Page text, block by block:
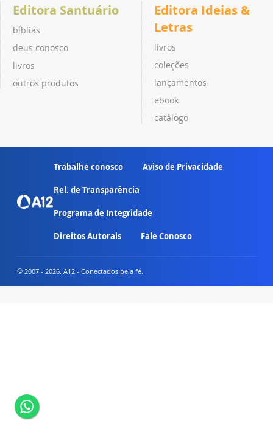
Editora Santuário
bíblias
deus conosco
livros
outros produtos
Editora Ideias &
Letras
livros
coleções
lançamentos
ebook
catálogo
Trabalhe conosco Aviso de Privacidade
Rel. de Transparência
Programa de Integridade
Direitos Autorais Fale Conosco
© 2007 - 2026. A12 - Conectados pela fé.